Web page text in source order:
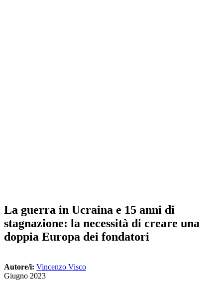
La guerra in Ucraina e 15 anni di
stagnazione: la necessità di creare una
doppia Europa dei fondatori
Autore/i: Vincenzo Visco
Giugno 2023